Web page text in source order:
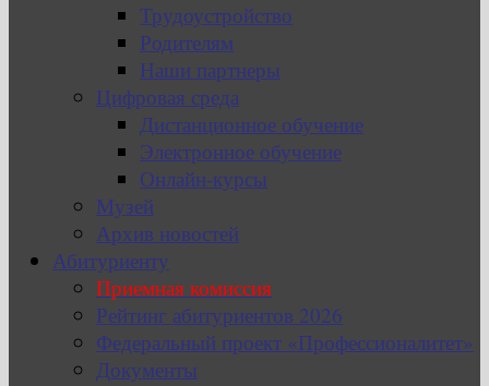
Трудоустройство
Родителям
Наши партнеры
Цифровая среда
Дистанционное обучение
Электронное обучение
Онлайн-курсы
Музей
Архив новостей
Абитуриенту
Приемная комиссия
Рейтинг абитуриентов 2026
Федеральный проект «Профессионалитет»
Документы